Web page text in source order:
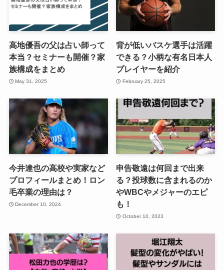
高地優吾の父は占い師って
本当？セミナーも開催？家
族構成をまとめ
May 31, 2025
背が低いバスケ選手は活躍
できる？小柄な有名日本人
プレイヤーを紹介
February 25, 2025
今井達也の高校や実家など
プロフィールまとめ！ロン
毛卒業の理由は？
December 10, 2024
申告敬遠は何回まで出来
る？投球数に含まれるのか
やWBCやメジャーのエピ
も！
October 10, 2023